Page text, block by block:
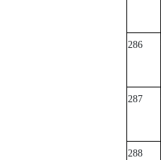
286
287
288